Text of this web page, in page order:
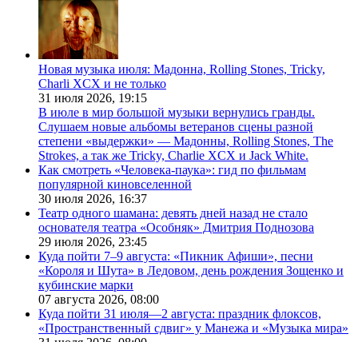
Новая музыка июля: Мадонна, Rolling Stones, Tricky,
Charli XCX и не только
31 июля 2026, 19:15
В июле в мир большой музыки вернулись гранды.
Слушаем новые альбомы ветеранов сцены разной
степени «выдержки» — Мадонны, Rolling Stones, The
Strokes, а так же Tricky, Charlie XCX и Jack White.
Как смотреть «Человека-паука»: гид по фильмам
популярной киновселенной
30 июля 2026, 16:37
Театр одного шамана: девять дней назад не стало
основателя театра «Особняк» Дмитрия Поднозова
29 июля 2026, 23:45
Куда пойти 7–9 августа: «Пикник Афиши», песни
«Короля и Шута» в Ледовом, день рождения Зощенко и
кубинские марки
07 августа 2026, 08:00
Куда пойти 31 июля—2 августа: праздник флоксов,
«Пространственный сдвиг» у Манежа и «Музыка мира»